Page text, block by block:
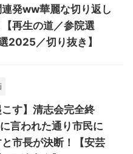
発ww華麗な切り返し
再生の道／参院選
2025／切り抜き】
こす】清志会完全終
言われた通り市民に
市長が決断！【安芸